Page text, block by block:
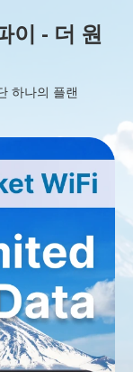
이 - 더 원
하나의 플랜